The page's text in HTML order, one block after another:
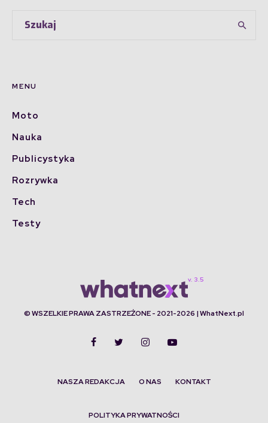
MENU
Moto
Nauka
Publicystyka
Rozrywka
Tech
Testy
© WSZELKIE PRAWA ZASTRZEŻONE - 2021-2026 | WhatNext.pl
NASZA REDAKCJA O NAS KONTAKT
POLITYKA PRYWATNOŚCI